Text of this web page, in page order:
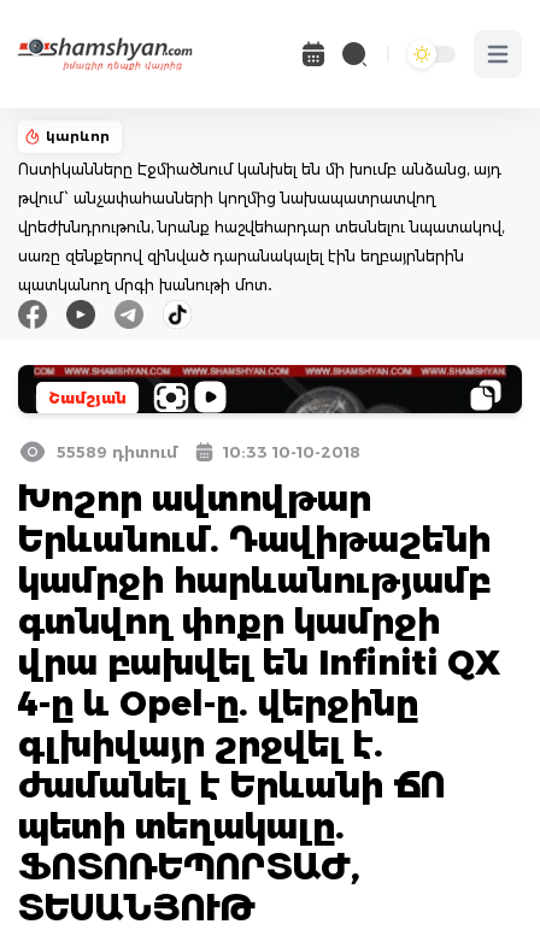
Open
կարևոր
Ոստիկանները Էջմիածնում կանխել են մի խումբ անձանց, այդ
թվում՝ անչափահասների կողմից նախապատրատվող
վրեժխնդրութուն, նրանք հաշվեհարդար տեսնելու նպատակով,
սառը զենքերով զինված դարանակալել էին եղբայրներին
պատկանող մրգի խանութի մոտ․
Շամշյան
55589 դիտում 10:33 10-10-2018
Խոշոր ավտովթար
Երևանում. Դավիթաշենի
կամրջի հարևանությամբ
գտնվող փոքր կամրջի
վրա բախվել են Infiniti QX
4-ը և Opel-ը. վերջինը
գլխիվայր շրջվել է.
ժամանել է Երևանի ՃՈ
պետի տեղակալը.
ՖՈՏՈՌԵՊՈՐՏԱԺ,
ՏԵՍԱՆՅՈՒԹ